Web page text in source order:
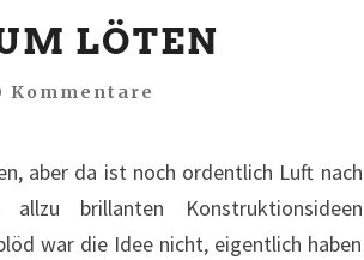
LÖTEN
Kommentare
aber da ist noch ordentlich Luft nach
brillanten Konstruktionsideen
war die Idee nicht, eigentlich haben